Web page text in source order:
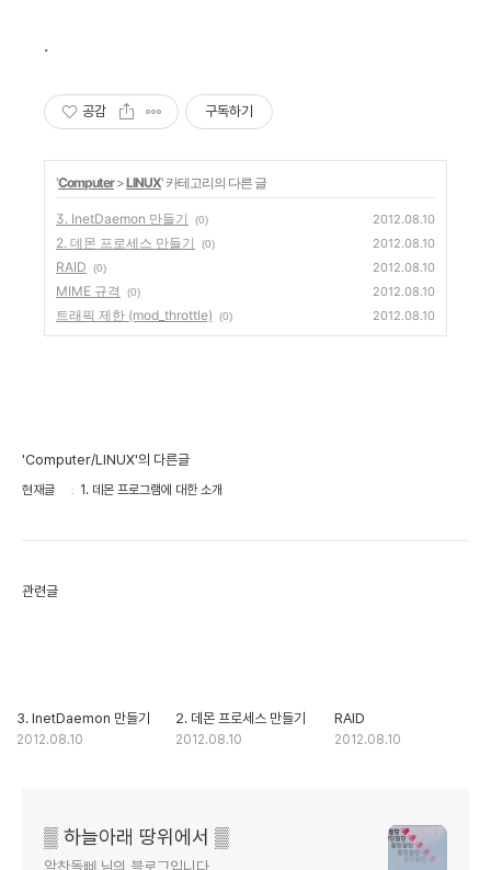
.
공감 구독하기
'Computer>LINUX' 카테고리의 다른 글
3. InetDaemon 만들기 (0) 2012.08.10
2. 데몬 프로세스 만들기 (0) 2012.08.10
RAID (0) 2012.08.10
MIME 규격 (0) 2012.08.10
트래픽 제한 (mod_throttle) (0) 2012.08.10
'Computer/LINUX'의 다른글
현재글 1. 데몬 프로그램에 대한 소개
관련글
3. InetDaemon 만들기
2012.08.10
2. 데몬 프로세스 만들기
2012.08.10
RAID
2012.08.10
▒ 하늘아래 땅위에서 ▒